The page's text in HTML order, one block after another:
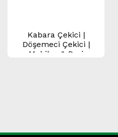
Kabara Çekici |
Döşemeci Çekici |
Mobilya & Deri